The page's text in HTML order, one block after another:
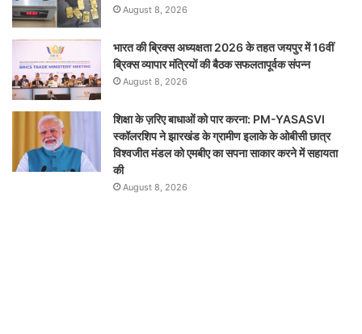
August 8, 2026
भारत की ब्रिक्‍स अध्यक्षता 2026 के तहत जयपुर में 16वीं
ब्रिक्‍स व्यापार मंत्रियों की बैठक सफलतापूर्वक संपन्न
August 8, 2026
शिक्षा के ज़रिए बाधाओं को पार करना: PM-YASASVI
स्कॉलरशिप ने झारखंड के ग्रामीण इलाके के ओबीसी छात्र
विश्वजीत मंडल को एमबीए का सपना साकार करने में सहायता
की
August 8, 2026